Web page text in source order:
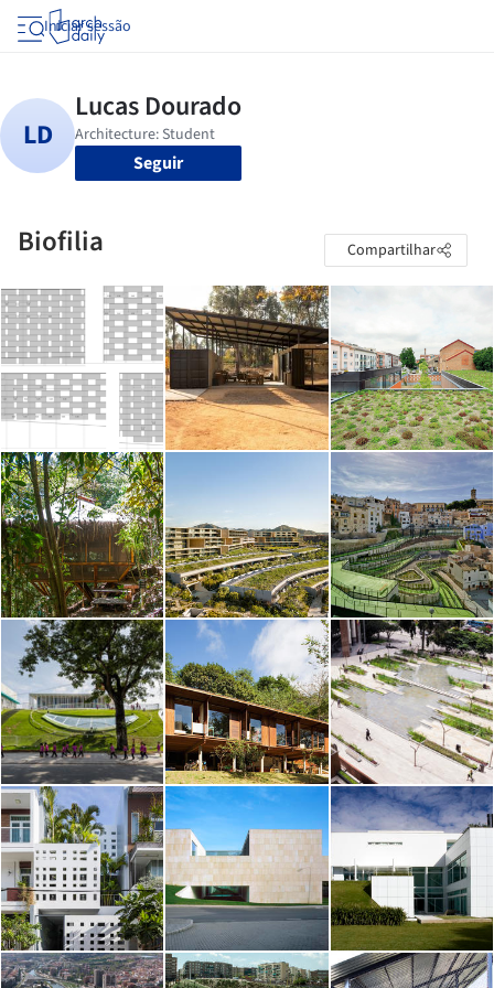
Iniciar sessão
Seguir
Biofilia Compartilhar